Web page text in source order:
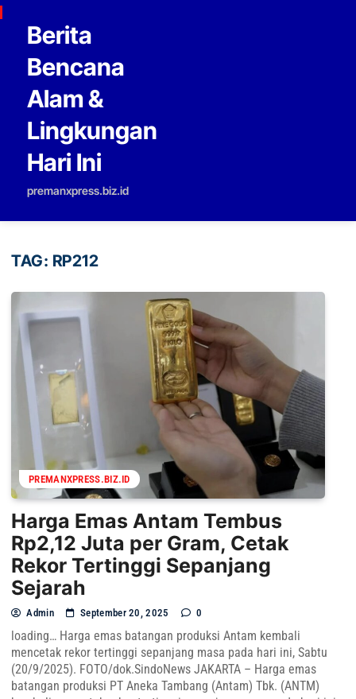
Skip to content
Berita
Bencana
Alam &
Lingkungan
Hari Ini
premanxpress.biz.id
TAG: RP212
PREMANXPRESS.BIZ.ID
Harga Emas Antam Tembus
Rp2,12 Juta per Gram, Cetak
Rekor Tertinggi Sepanjang
Sejarah
Admin September 20, 2025 0
loading… Harga emas batangan produksi Antam kembali
mencetak rekor tertinggi sepanjang masa pada hari ini, Sabtu
(20/9/2025). FOTO/dok.SindoNews JAKARTA – Harga emas
batangan produksi PT Aneka Tambang (Antam) Tbk. (ANTM)